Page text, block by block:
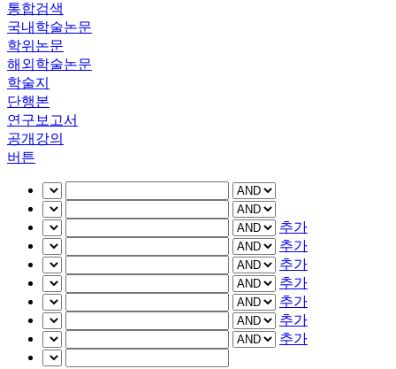
통합검색
국내학술논문
학위논문
해외학술논문
학술지
단행본
연구보고서
공개강의
버튼
추가
추가
추가
추가
추가
추가
추가